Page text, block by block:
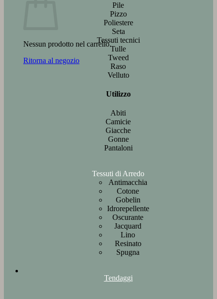
Nessun prodotto nel carrello.
Ritorna al negozio
Pile
Pizzo
Poliestere
Seta
Tessuti tecnici
Tulle
Tweed
Raso
Velluto
Utilizzo
Abiti
Camicie
Giacche
Gonne
Pantaloni
Tessuti di Arredo
Antimacchia
Cotone
Gobelin
Idrorepellente
Oscurante
Jacquard
Lino
Resinato
Spugna
Tendaggi